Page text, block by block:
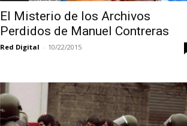
El Misterio de los Archivos
Perdidos de Manuel Contreras
Red Digital - 10/22/2015